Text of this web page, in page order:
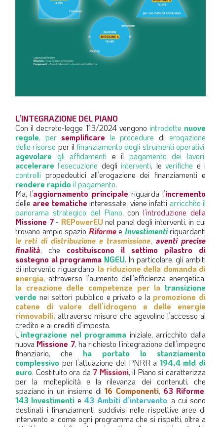
L’INTEGRAZIONE DEL PIANO
Con il decreto-legge 113/2024 vengono introdottenuove
regole, per semplificare le procedure di erogazione
delle risorse per ilfinanziamento degli strumenti operativi,
agevolare gli affidamenti e il pagamento dei lavori,
accelerarel’esecuzione degliinterventi, leverifiche e i
controlli propedeutici all’erogazione dei finanziamenti e
rendere rapido il pagamento.
Ma, l’aggiornamento principale riguarda l’incremento
delle aree tematiche interessate; viene infatti arricchito il
panorama strategico del Piano, conl’introduzione della
Missione 7- REPowerEUnel panel degli interventi, in cui
trovano ampio spazio Riformee Investimentiriguardanti
le reti di distribuzione e trasmissione, aventi precise
finalità, che costituiscono il settimo pilastro di
sostegno al programma NGEU. In particolare, gli ambiti
di intervento riguardano:la riduzione della domanda di
energia, attraverso l’aumento dell’efficienza energetica;
la creazione delle competenze per la transizione
verde nei settori pubblico e privato e lapromozione di
catene di valore dell’idrogeno e delle energie
rinnovabili, attraverso misure che agevolino l’accesso al
credito e ai crediti d’imposta.
L’integrazione nel programma iniziale, arricchito dalla
nuova Missione 7, ha richiesto l’integrazione dell’impegno
finanziario, che ha portato lo stanziamento
complessivo per l’attuazione del PNRR a 194,4 mld di
euro. Costituito ora da 7 Missioni, il Piano si caratterizza
per la molteplicità e la rilevanza dei contenuti, che
spaziano in un insieme di16 Componenti, 63 Riforme,
143 Investimenti e 43 Ambiti d’intervento, a cui sono
destinati i finanziamenti suddivisi nelle rispettive aree di
intervento e, come ogni programma che si rispetti, oltre a